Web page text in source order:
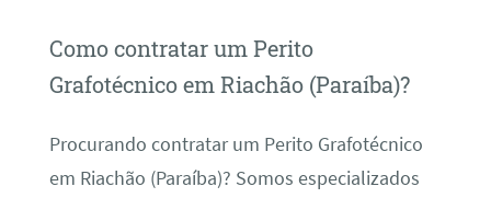
Como contratar um Perito
Grafotécnico em Riachão (Paraíba)?
Procurando contratar um Perito Grafotécnico
em Riachão (Paraíba)? Somos especializados